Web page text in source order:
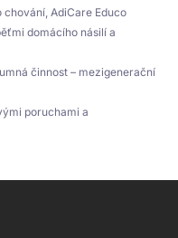
AdiCare Educo
domácího násilí a
činnost – mezigenerační
poruchami a